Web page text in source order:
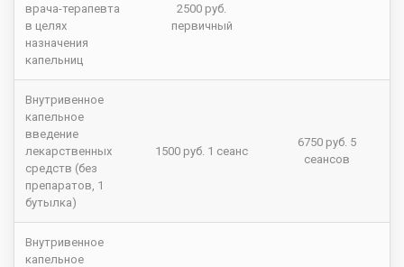
врача-терапевта
в целях
назначения
капельниц
2500 руб.
первичный
Внутривенное
капельное
введение
лекарственных
средств (без
препаратов, 1
бутылка)
1500 руб. 1 сеанс
6750 руб. 5
сеансов
Внутривенное
капельное